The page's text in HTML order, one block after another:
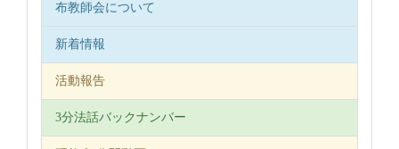
布教師会について
新着情報
活動報告
3分法話バックナンバー